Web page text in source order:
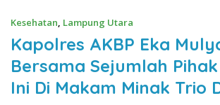
Kesehatan, Lampung Utara
Kapolres AKBP Eka
Bersama Sejumlah
Ini Di Makam Minak Trio